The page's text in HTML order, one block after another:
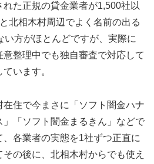
れた正規の貸金業者が1,500社以
北相木村周辺でよく名前の出る
い方がほとんどですが、実際に
整理中でも独自審査で対応して
います。
住で今まさに「ソフト闇金ハナ
」「ソフト闇金まるきん」などで
各業者の実態を1社ずつ正直に
の後に、北相木村からでも使え